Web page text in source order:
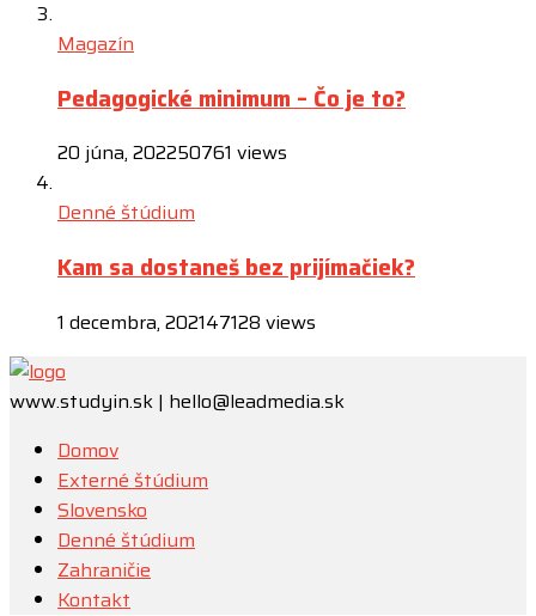
Magazín
Pedagogické minimum – Čo je to?
20 júna, 202250761 views
Denné štúdium
Kam sa dostaneš bez prijímačiek?
1 decembra, 202147128 views
www.studyin.sk | hello@leadmedia.sk
Domov
Externé štúdium
Slovensko
Denné štúdium
Zahraničie
Kontakt